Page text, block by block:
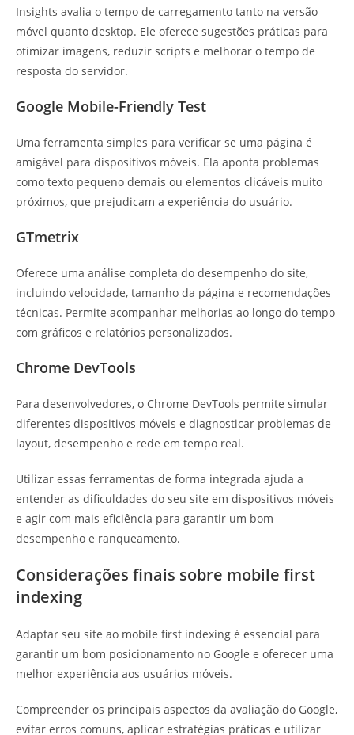
Insights avalia o tempo de carregamento tanto na versão
móvel quanto desktop. Ele oferece sugestões práticas para
otimizar imagens, reduzir scripts e melhorar o tempo de
resposta do servidor.
Google Mobile-Friendly Test
Uma ferramenta simples para verificar se uma página é
amigável para dispositivos móveis. Ela aponta problemas
como texto pequeno demais ou elementos clicáveis muito
próximos, que prejudicam a experiência do usuário.
GTmetrix
Oferece uma análise completa do desempenho do site,
incluindo velocidade, tamanho da página e recomendações
técnicas. Permite acompanhar melhorias ao longo do tempo
com gráficos e relatórios personalizados.
Chrome DevTools
Para desenvolvedores, o Chrome DevTools permite simular
diferentes dispositivos móveis e diagnosticar problemas de
layout, desempenho e rede em tempo real.
Utilizar essas ferramentas de forma integrada ajuda a
entender as dificuldades do seu site em dispositivos móveis
e agir com mais eficiência para garantir um bom
desempenho e ranqueamento.
Considerações finais sobre mobile first
indexing
Adaptar seu site ao mobile first indexing é essencial para
garantir um bom posicionamento no Google e oferecer uma
melhor experiência aos usuários móveis.
Compreender os principais aspectos da avaliação do Google,
evitar erros comuns, aplicar estratégias práticas e utilizar